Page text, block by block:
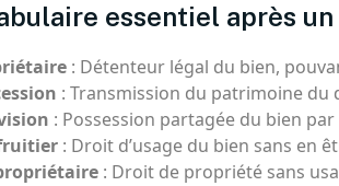
essentiel après un
: Détenteur légal du bien,
: Transmission du patrimoine
: Possession partagée du bien
: Droit d’usage du bien sans en
: Droit de propriété sans